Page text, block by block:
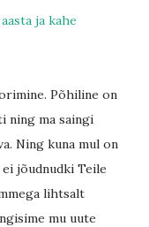
ja kahe
Põhiline on
ning ma saingi
Ning kuna mul on
jõudnudki Teile
lihtsalt
mu uute